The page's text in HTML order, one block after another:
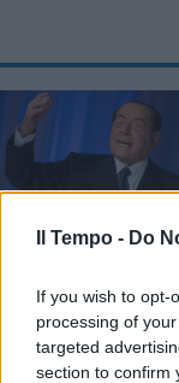
Il Tempo - Do
If you wish to opt-
processing of
targeted
section to confirm